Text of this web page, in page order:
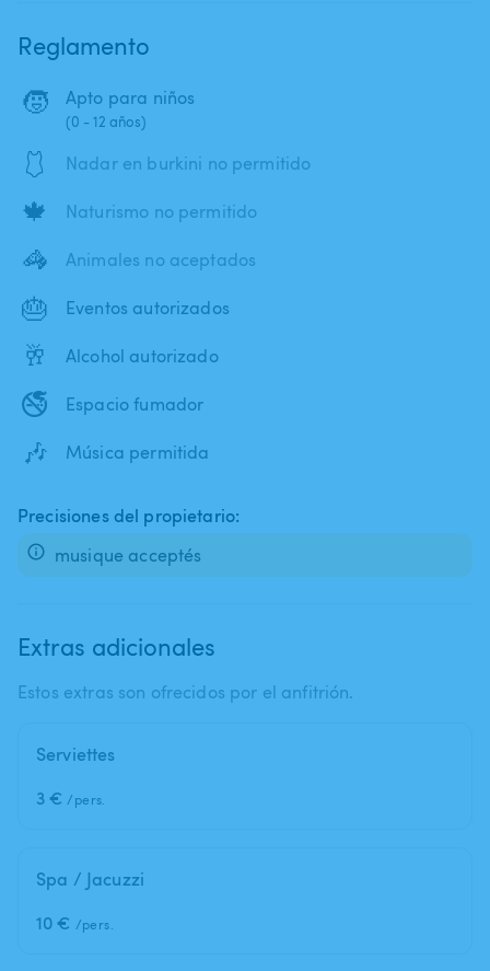
Reglamento
🧒 Apto para niños
(0 - 12 años)
🩱 Nadar en burkini no permitido
🍁 Naturismo no permitido
🦓 Animales no aceptados
🎂 Eventos autorizados
🥂 Alcohol autorizado
🚭 Espacio fumador
🎶 Música permitida
Precisiones del propietario:
musique acceptés
Extras adicionales
Estos extras son ofrecidos por el anfitrión.
Serviettes
3 € /pers.
Spa / Jacuzzi
10 € /pers.